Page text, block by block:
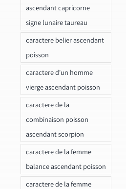
ascendant capricorne
signe lunaire taureau
caractere belier ascendant
poisson
caractere d'un homme
vierge ascendant poisson
caractere de la
combinaison poisson
ascendant scorpion
caractere de la femme
balance ascendant poisson
caractere de la femme